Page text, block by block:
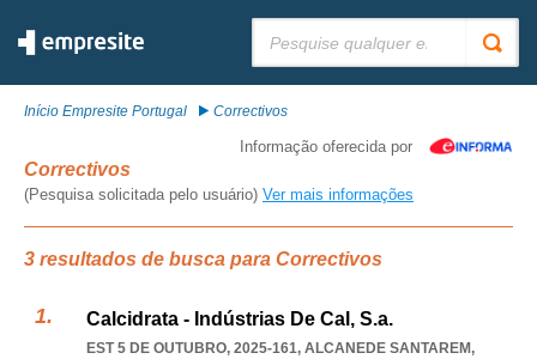
Início Empresite Portugal Correctivos
Informação oferecida por
Correctivos
(Pesquisa solicitada pelo usuário) Ver mais informações
3 resultados de busca para Correctivos
Calcidrata - Indústrias De Cal, S.a.
EST 5 DE OUTUBRO, 2025-161, ALCANEDE SANTAREM,